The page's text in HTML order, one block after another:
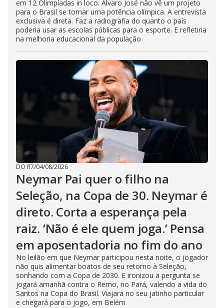
em 12 Olimpíadas in loco. Álvaro José não vê um projeto
para o Brasil se tornar uma potência olímpica. A entrevista
exclusiva é direta. Faz a radiografia do quanto o país
poderia usar as escolas públicas para o esporte. E refletiria
na melhoria educacional da população
DO R7/04/08/2026
Neymar Pai quer o filho na
Seleção, na Copa de 30. Neymar é
direto. Corta a esperança pela
raiz. ‘Não é ele quem joga.’ Pensa
em aposentadoria no fim do ano
No leilão em que Neymar participou nesta noite, o jogador
não quis alimentar boatos de seu retorno à Seleção,
sonhando com a Copa de 2030. E ironizou a pergunta se
jogará amanhã contra o Remo, no Pará, valendo a vida do
Santos na Copa do Brasil. Viajará no seu jatinho particular
e chegará para o jogo, em Belém